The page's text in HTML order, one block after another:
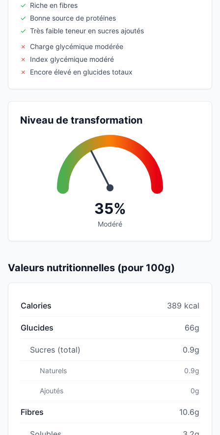
✓ Riche en fibres
✓ Bonne source de protéines
✓ Très faible teneur en sucres ajoutés
✗
Charge glycémique modérée
✗
Index glycémique modéré
✗
Encore élevé en glucides totaux
Niveau de transformation
35%
Modéré
Valeurs nutritionnelles (pour 100g)
Calories 389 kcal
Glucides 66g
Sucres (total) 0.9g
Naturels 0.9g
Ajoutés 0g
Fibres 10.6g